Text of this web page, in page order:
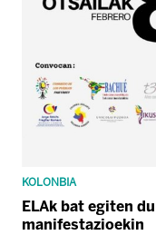
KOLONBIA
ELAk bat egiten
manifestazioekin